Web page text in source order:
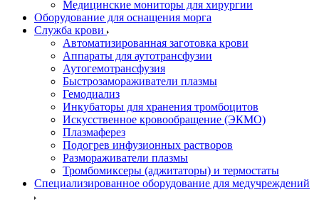
Медицинские мониторы для хирургии
Оборудование для оснащения морга
Служба крови
Автоматизированная заготовка крови
Аппараты для аутотрансфузии
Аутогемотрансфузия
Быстрозамораживатели плазмы
Гемодиализ
Инкубаторы для хранения тромбоцитов
Искусственное кровообращение (ЭКМО)
Плазмаферез
Подогрев инфузионных растворов
Размораживатели плазмы
Тромбомиксеры (аджитаторы) и термостаты
Специализированное оборудование для медучреждений